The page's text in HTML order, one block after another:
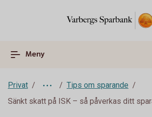
Meny
Privat
Tips om sparande
Sänkt skatt på ISK – så påverkas ditt